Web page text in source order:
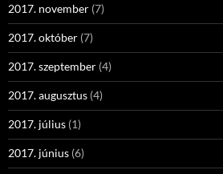
2017. november (7)
2017. október (7)
2017. szeptember (4)
2017. augusztus (4)
2017. július (1)
2017. június (6)